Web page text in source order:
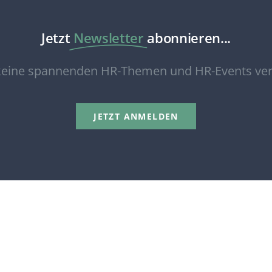
Jetzt Newsletter abonnieren...
spannenden HR-Themen und HR-Events
JETZT ANMELDEN